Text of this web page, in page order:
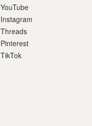
YouTube
Instagram
Threads
Pinterest
TikTok